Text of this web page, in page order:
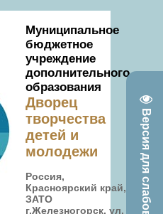
Муниципальное
бюджетное
учреждение
дополнительного
образования
Дворец
творчества
детей и
молодежи
Россия,
Красноярский край,
ЗАТО
г.Железногорск, ул.